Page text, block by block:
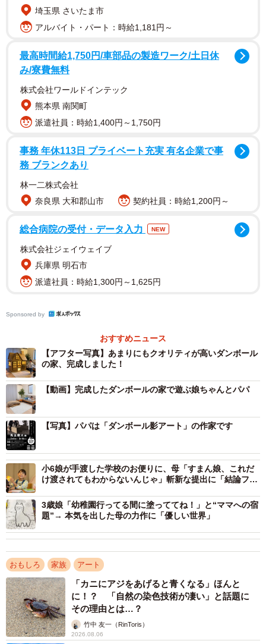
【ビフォー写真】作成前のなんてことのないダンボールの山とくつろぐ
埼玉県 さいたま市
アルバイト・パート：時給1,181円～
最高時間給1,750円/車部品の製造ワーク/土日休
み/寮費無料
株式会社ワールドインテック
熊本県 南関町
派遣社員：時給1,400円～1,750円
事務 年休113日 プライベート充実 有名企業で事
務 ブランクあり
林一二株式会社
奈良県 大和郡山市
契約社員：時給1,200円～
総合病院の受付・データ入力 NEW
株式会社ジェイウェイブ
兵庫県 明石市
派遣社員：時給1,300円～1,625円
Sponsored by
おすすめニュース
【アフター写真】あまりにもクオリティが高いダンボール
の家、完成しました！
【動画】完成したダンボールの家で遊ぶ娘ちゃんとパパ
【写真】パパは「ダンボール影アート」の作家です
小6娘が手渡した学校のお便りに、母「すまん娘、これだ
け渡されてもわからないんじゃ」斬新な提出に「結論ファ
3歳娘「幼稚園行ってる間に塗っててね！」と“ママへの宿
題”→ 本気を出した母の力作に「優しい世界」
おもしろ 家族 アート
「カニにアジをあげると青くなる」ほんと
に！？ 「自然の染色技術が凄い」と話題に
その理由とは…？
竹中 友一（RinToris）
2026.08.06